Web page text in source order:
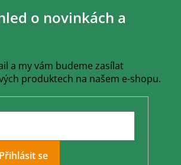
o novinkách a
a my vám budeme zasílat
produktech na našem e-shopu.
se